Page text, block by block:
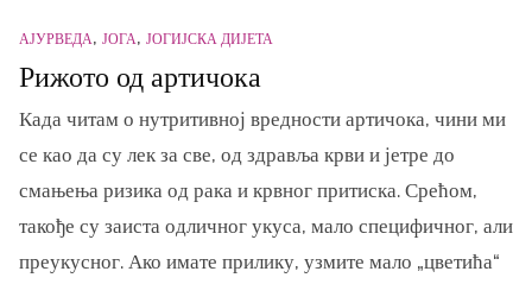
АЈУРВЕДА ЈОГА ЈОГИЈСКА ДИЈЕТА
Рижото од артичока
Када читам о нутритивној вредности артичока, чини ми
се као да су лек за све, од здравља крви и јетре до
смањења ризика од рака и крвног притиска. Срећом,
такође су заиста одличног укуса, мало специфичног, али
преукусног. Ако имате прилику, узмите мало „цветића“